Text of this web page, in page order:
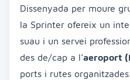
Dissenyada per moure
la Sprinter ofereix un
suau i un servei
des de/cap a l’aeroport
ports i rutes organitzades.